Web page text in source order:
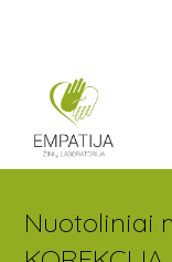
Nuotoliniai